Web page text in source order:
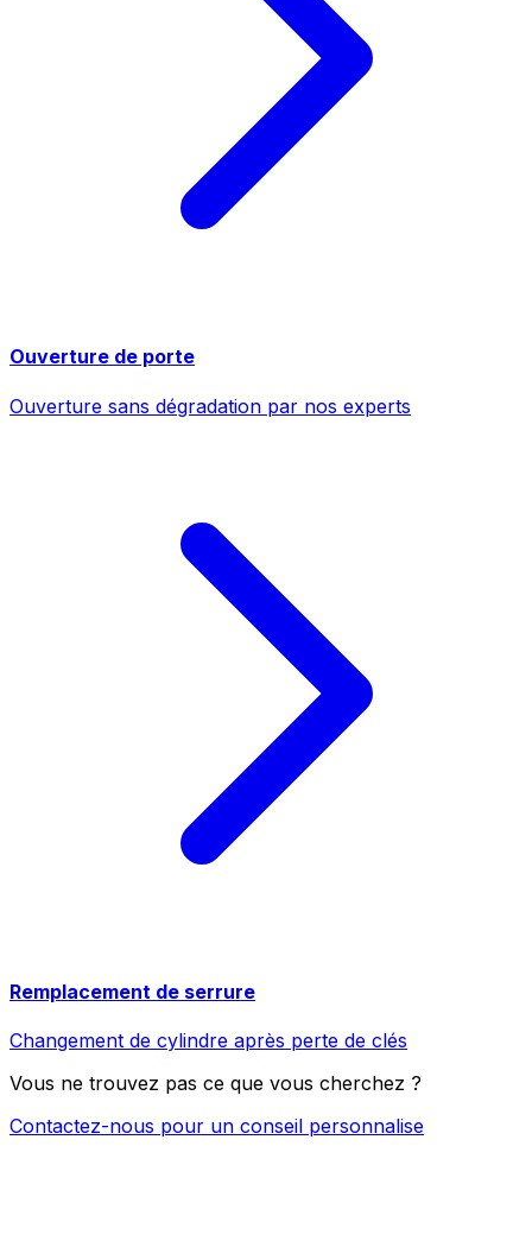
Ouverture de porte
Ouverture sans dégradation par nos experts
Remplacement de serrure
Changement de cylindre après perte de clés
Vous ne trouvez pas ce que vous cherchez ?
Contactez-nous pour un conseil personnalise